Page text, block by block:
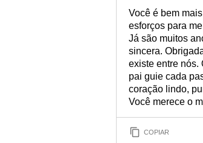
Você é bem
esforços para
Já são muitos
sincera.
existe entre nós.
pai guie cada
coração lindo,
Você merece o
COPIAR